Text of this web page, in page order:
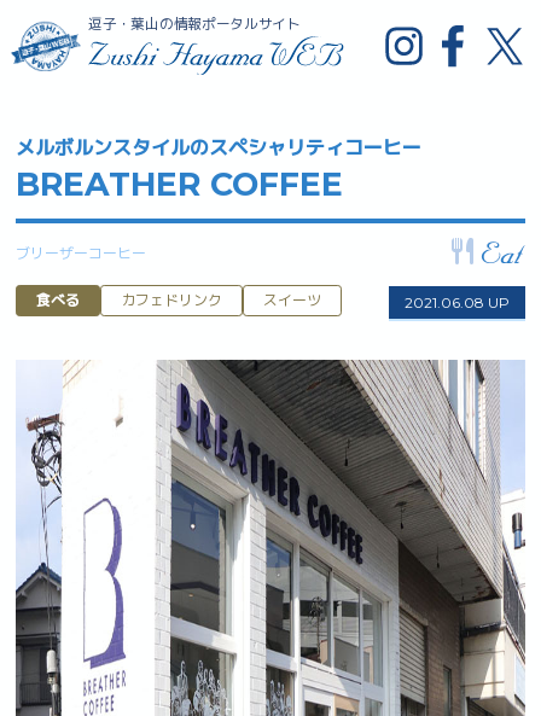
逗子・葉山の情報ポータルサイト
メルボルンスタイルのスペシャリティコーヒー
BREATHER COFFEE
ブリーザーコーヒー
食べる カフェドリンク スイーツ 2021.06.08 UP